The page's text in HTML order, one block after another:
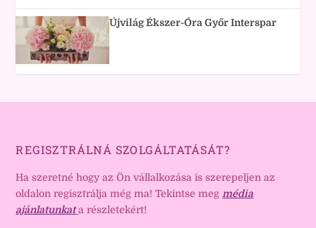
Újvilág Ékszer-Óra Győr Interspar
REGISZTRÁLNÁ SZOLGÁLTATÁSÁT?
Ha szeretné hogy az Ön vállalkozása is szerepeljen az
oldalon regisztrálja még ma! Tekintse meg média
ajánlatunkat a részletekért!